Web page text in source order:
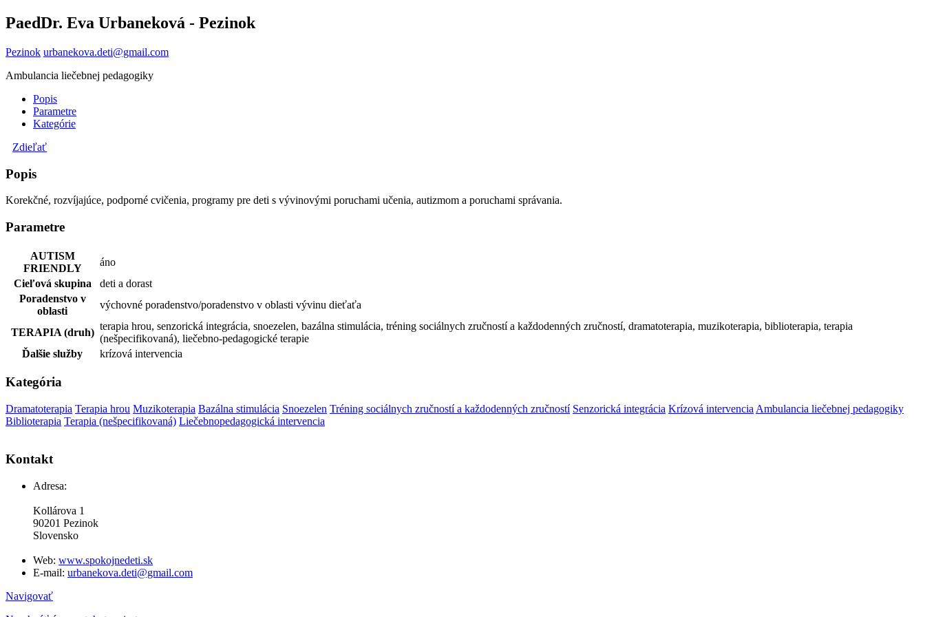
PaedDr. Eva Urbaneková - Pezinok
Pezinok urbanekova.deti@gmail.com
Ambulancia liečebnej pedagogiky
Popis
Parametre
Kategórie
Zdieľať
Popis
Korekčné, rozvíjajúce, podporné cvičenia, programy pre deti s vývinovými poruchami učenia, autizmom a poruchami správania.
Parametre
AUTISM
FRIENDLY
áno
Cieľová skupina
deti a dorast
Poradenstvo v
oblasti
výchovné poradenstvo/poradenstvo v oblasti vývinu dieťaťa
TERAPIA (druh)
terapia hrou, senzorická integrácia, snoezelen, bazálna stimulácia, tréning sociálnych zručností a každodenných zručností, dramatoterapia, muzikoterapia, biblioterapia, terapia
(nešpecifikovaná), liečebno-pedagogické terapie
Ďalšie služby
krízová intervencia
Kategória
Dramatoterapia Terapia hrou Muzikoterapia Bazálna stimulácia Snoezelen Tréning sociálnych zručností a každodenných zručností Senzorická integrácia Krízová intervencia Ambulancia liečebnej pedagogiky
Biblioterapia Terapia (nešpecifikovaná) Liečebnopedagogická intervencia
Kontakt
Adresa:
Kollárova 1
90201 Pezinok
Slovensko
Web: www.spokojnedeti.sk
E-mail: urbanekova.deti@gmail.com
Navigovať